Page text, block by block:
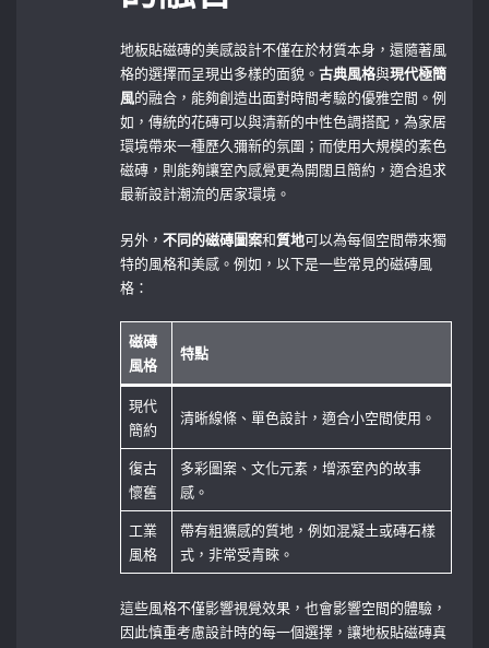
地板貼磁磚的美感設計不僅在於材質本身，還隨著風
格的選擇而呈現出多樣的面貌。古典風格與現代極簡
風的融合，能夠創造出面對時間考驗的優雅空間。例
如，傳統的花磚可以與清新的中性色調搭配，為家居
環境帶來一種歷久彌新的氛圍；而使用大規模的素色
磁磚，則能夠讓室內感覺更為開闊且簡約，適合追求
最新設計潮流的居家環境。
另外，不同的磁磚圖案和質地可以為每個空間帶來獨
特的風格和美感。例如，以下是一些常見的磁磚風
格：
磁磚
風格
特點
現代
簡約
清晰線條、單色設計，適合小空間使用。
復古
懷舊
多彩圖案、文化元素，增添室內的故事
感。
工業
風格
帶有粗獷感的質地，例如混凝土或磚石樣
式，非常受青睞。
這些風格不僅影響視覺效果，也會影響空間的體驗，
因此慎重考慮設計時的每一個選擇，讓地板貼磁磚真